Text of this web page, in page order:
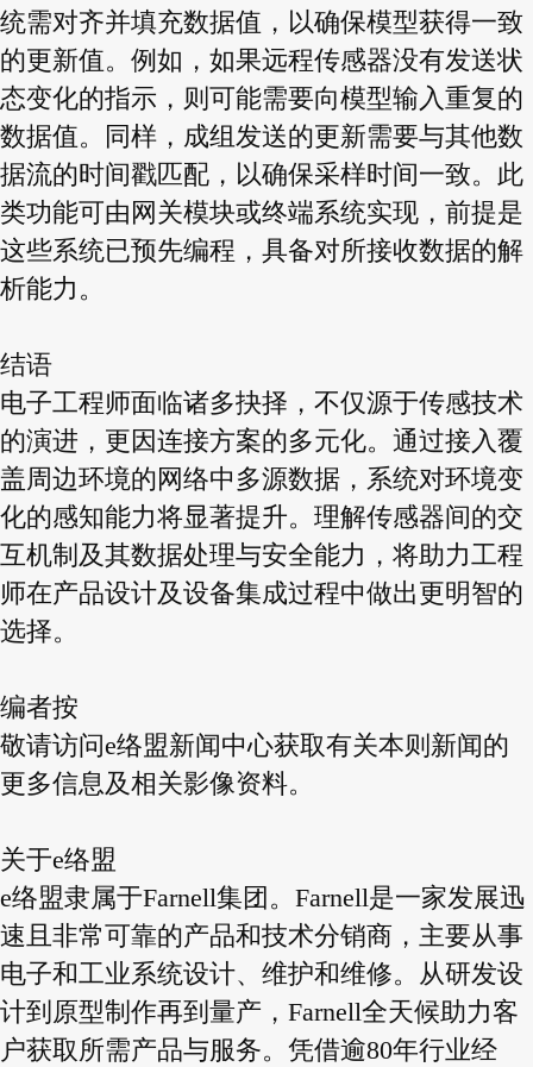
统需对齐并填充数据值，以确保模型获得一致
的更新值。例如，如果远程传感器没有发送状
态变化的指示，则可能需要向模型输入重复的
数据值。同样，成组发送的更新需要与其他数
据流的时间戳匹配，以确保采样时间一致。此
类功能可由网关模块或终端系统实现，前提是
这些系统已预先编程，具备对所接收数据的解
析能力。
结语
电子工程师面临诸多抉择，不仅源于传感技术
的演进，更因连接方案的多元化。通过接入覆
盖周边环境的网络中多源数据，系统对环境变
化的感知能力将显著提升。理解传感器间的交
互机制及其数据处理与安全能力，将助力工程
师在产品设计及设备集成过程中做出更明智的
选择。
编者按
敬请访问e络盟新闻中心获取有关本则新闻的
更多信息及相关影像资料。
关于e络盟
e络盟隶属于Farnell集团。Farnell是一家发展迅
速且非常可靠的产品和技术分销商，主要从事
电子和工业系统设计、维护和维修。从研发设
计到原型制作再到量产，Farnell全天候助力客
户获取所需产品与服务。凭借逾80年行业经